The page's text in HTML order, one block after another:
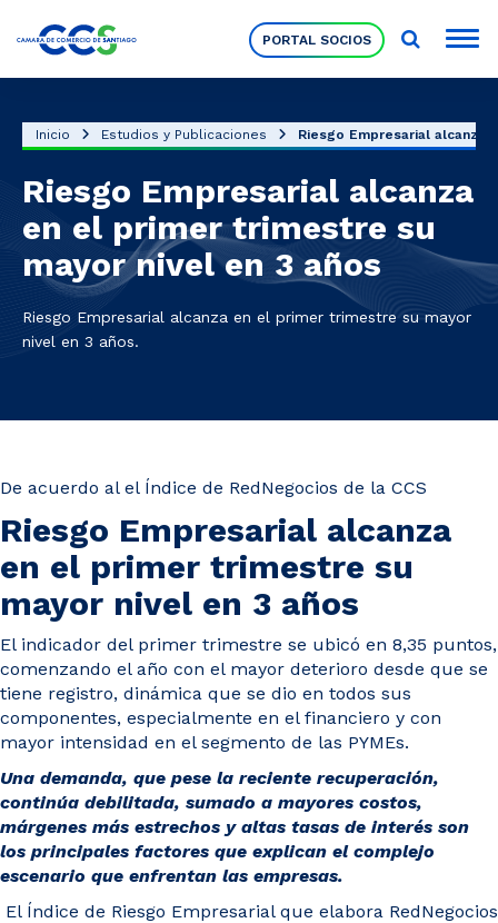
PORTAL SOCIOS
Nuestra Institución
Pilares Estratégicos
Comités de Trabajo
Eventos
CAM Santiago
Unidades de Servicios
Inicio Estudios y Publicaciones Riesgo Empresarial alcanza
Riesgo Empresarial alcanza
en el primer trimestre su
mayor nivel en 3 años
Riesgo Empresarial alcanza en el primer trimestre su mayor
nivel en 3 años.
De acuerdo al el Índice de RedNegocios de la CCS
Riesgo Empresarial alcanza
en el primer trimestre su
mayor nivel en 3 años
El indicador del primer trimestre se ubicó en 8,35 puntos,
comenzando el año con el mayor deterioro desde que se
tiene registro, dinámica que se dio en todos sus
componentes, especialmente en el financiero y con
mayor intensidad en el segmento de las PYMEs.
Una demanda, que pese la reciente recuperación,
continúa debilitada, sumado a mayores costos,
márgenes más estrechos y altas tasas de interés son
los principales factores que explican el complejo
escenario que enfrentan las empresas.
El Índice de Riesgo Empresarial que elabora RedNegocios